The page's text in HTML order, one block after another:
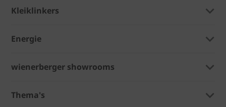
Kleiklinkers
Energie
wienerberger showrooms
Thema's